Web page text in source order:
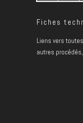
Fiches
Liens vers
autres